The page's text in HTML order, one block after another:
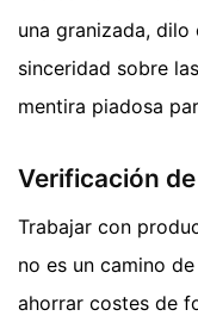
una granizada, dilo
sinceridad sobre
mentira piadosa
Verificación
Trabajar con
no es un camino
ahorrar costes de